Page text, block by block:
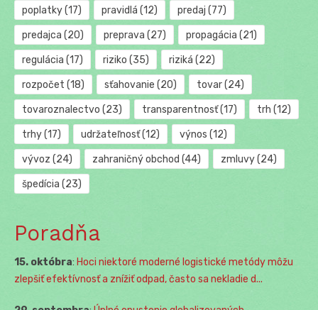
poplatky(17) pravidlá (12) predaj (77)
predajca (20) preprava (27) propagácia (21)
regulácia (17) riziko (35) riziká (22)
rozpočet (18) sťahovanie (20) tovar(24)
tovaroznalectvo (23) transparentnosť(17) trh (12)
trhy(17) udržateľnosť(12) výnos (12)
vývoz (24) zahraničný obchod (44) zmluvy(24)
špedícia (23)
Poradňa
15. októbra: Hoci niektoré moderné logistické metódy môžu
zlepšiť efektívnosť a znížiť odpad, často sa nekladie d...